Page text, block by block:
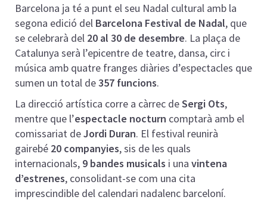
Barcelona ja té a punt el seu Nadal cultural amb la
segona edició del Barcelona Festival de Nadal, que
se celebrarà del 20 al 30 de desembre. La plaça de
Catalunya serà l’epicentre de teatre, dansa, circ i
música amb quatre franges diàries d’espectacles que
sumen un total de357 funcions.
La direcció artística corre a càrrec deSergi Ots,
mentre que l’espectacle nocturn comptarà amb el
comissariat deJordi Duran. El festival reunirà
gairebé 20 companyies, sis de les quals
internacionals, 9 bandes musicals i una vintena
d’estrenes, consolidant-se com una cita
imprescindible del calendari nadalenc barceloní.